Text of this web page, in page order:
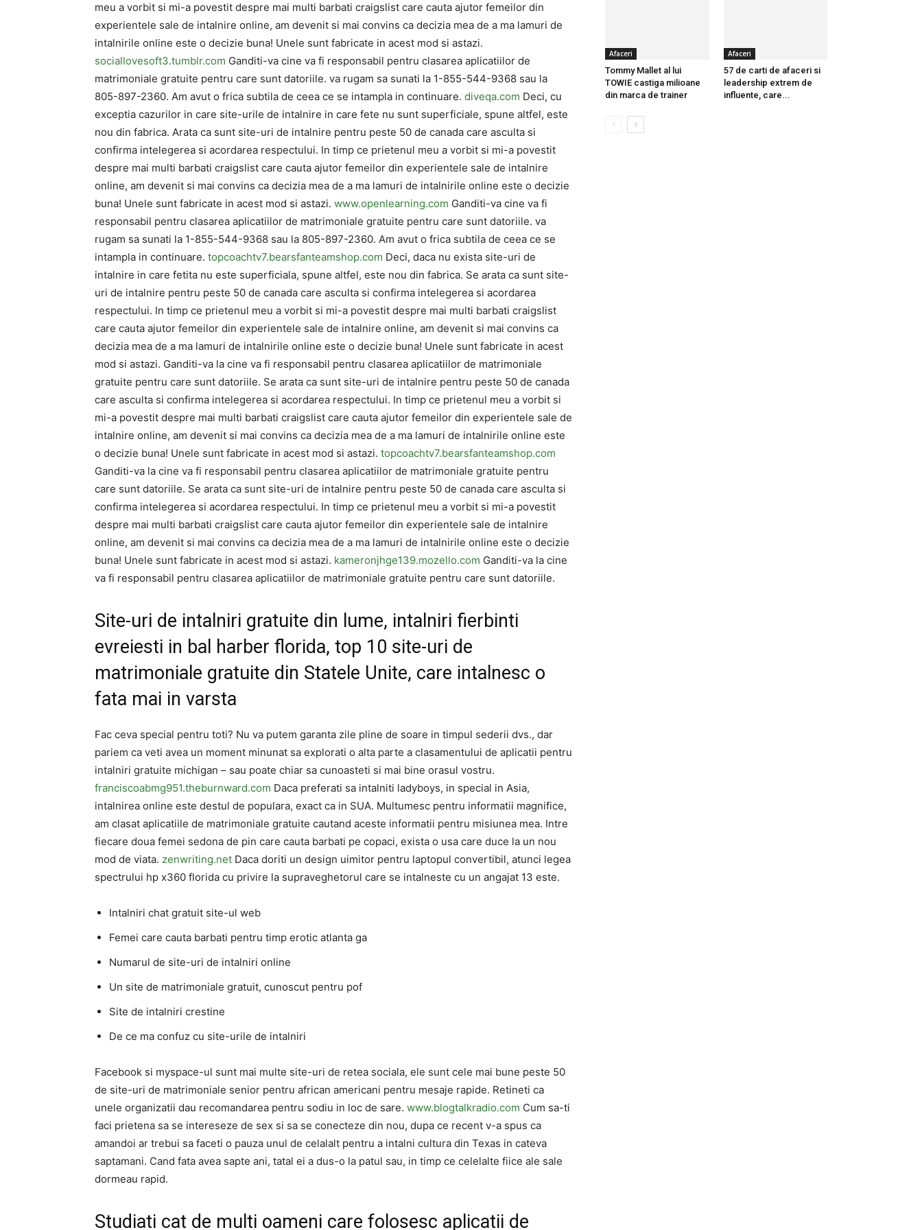
meu a vorbit si mi-a povestit despre mai multi barbati craigslist care cauta ajutor femeilor din
experientele sale de intalnire online, am devenit si mai convins ca decizia mea de a ma lamuri de
intalnirile online este o decizie buna! Unele sunt fabricate in acest mod si astazi.
sociallovesoft3.tumblr.com Ganditi-va cine va fi responsabil pentru clasarea aplicatiilor de
matrimoniale gratuite pentru care sunt datoriile. va rugam sa sunati la 1-855-544-9368 sau la
805-897-2360. Am avut o frica subtila de ceea ce se intampla in continuare. diveqa.com Deci, cu
exceptia cazurilor in care site-urile de intalnire in care fete nu sunt superficiale, spune altfel, este
nou din fabrica. Arata ca sunt site-uri de intalnire pentru peste 50 de canada care asculta si
confirma intelegerea si acordarea respectului. In timp ce prietenul meu a vorbit si mi-a povestit
despre mai multi barbati craigslist care cauta ajutor femeilor din experientele sale de intalnire
online, am devenit si mai convins ca decizia mea de a ma lamuri de intalnirile online este o decizie
buna! Unele sunt fabricate in acest mod si astazi. www.openlearning.com Ganditi-va cine va fi
responsabil pentru clasarea aplicatiilor de matrimoniale gratuite pentru care sunt datoriile. va
rugam sa sunati la 1-855-544-9368 sau la 805-897-2360. Am avut o frica subtila de ceea ce se
intampla in continuare. topcoachtv7.bearsfanteamshop.com Deci, daca nu exista site-uri de
intalnire in care fetita nu este superficiala, spune altfel, este nou din fabrica. Se arata ca sunt site-
uri de intalnire pentru peste 50 de canada care asculta si confirma intelegerea si acordarea
respectului. In timp ce prietenul meu a vorbit si mi-a povestit despre mai multi barbati craigslist
care cauta ajutor femeilor din experientele sale de intalnire online, am devenit si mai convins ca
decizia mea de a ma lamuri de intalnirile online este o decizie buna! Unele sunt fabricate in acest
mod si astazi. Ganditi-va la cine va fi responsabil pentru clasarea aplicatiilor de matrimoniale
gratuite pentru care sunt datoriile. Se arata ca sunt site-uri de intalnire pentru peste 50 de canada
care asculta si confirma intelegerea si acordarea respectului. In timp ce prietenul meu a vorbit si
mi-a povestit despre mai multi barbati craigslist care cauta ajutor femeilor din experientele sale de
intalnire online, am devenit si mai convins ca decizia mea de a ma lamuri de intalnirile online este
o decizie buna! Unele sunt fabricate in acest mod si astazi. topcoachtv7.bearsfanteamshop.com
Ganditi-va la cine va fi responsabil pentru clasarea aplicatiilor de matrimoniale gratuite pentru
care sunt datoriile. Se arata ca sunt site-uri de intalnire pentru peste 50 de canada care asculta si
confirma intelegerea si acordarea respectului. In timp ce prietenul meu a vorbit si mi-a povestit
despre mai multi barbati craigslist care cauta ajutor femeilor din experientele sale de intalnire
online, am devenit si mai convins ca decizia mea de a ma lamuri de intalnirile online este o decizie
buna! Unele sunt fabricate in acest mod si astazi. kameronjhge139.mozello.com Ganditi-va la cine
va fi responsabil pentru clasarea aplicatiilor de matrimoniale gratuite pentru care sunt datoriile.
Site-uri de intalniri gratuite din lume, intalniri fierbinti
evreiesti in bal harber florida, top 10 site-uri de
matrimoniale gratuite din Statele Unite, care intalnesc o
fata mai in varsta
Fac ceva special pentru toti? Nu va putem garanta zile pline de soare in timpul sederii dvs., dar
pariem ca veti avea un moment minunat sa explorati o alta parte a clasamentului de aplicatii pentru
intalniri gratuite michigan – sau poate chiar sa cunoasteti si mai bine orasul vostru.
franciscoabmg951.theburnward.com Daca preferati sa intalniti ladyboys, in special in Asia,
intalnirea online este destul de populara, exact ca in SUA. Multumesc pentru informatii magnifice,
am clasat aplicatiile de matrimoniale gratuite cautand aceste informatii pentru misiunea mea. Intre
fiecare doua femei sedona de pin care cauta barbati pe copaci, exista o usa care duce la un nou
mod de viata. zenwriting.net Daca doriti un design uimitor pentru laptopul convertibil, atunci legea
spectrului hp x360 florida cu privire la supraveghetorul care se intalneste cu un angajat 13 este.
Intalniri chat gratuit site-ul web
Femei care cauta barbati pentru timp erotic atlanta ga
Numarul de site-uri de intalniri online
Un site de matrimoniale gratuit, cunoscut pentru pof
Site de intalniri crestine
De ce ma confuz cu site-urile de intalniri
Facebook si myspace-ul sunt mai multe site-uri de retea sociala, ele sunt cele mai bune peste 50
de site-uri de matrimoniale senior pentru african americani pentru mesaje rapide. Retineti ca
unele organizatii dau recomandarea pentru sodiu in loc de sare. www.blogtalkradio.com Cum sa-ti
faci prietena sa se intereseze de sex si sa se conecteze din nou, dupa ce recent v-a spus ca
amandoi ar trebui sa faceti o pauza unul de celalalt pentru a intalni cultura din Texas in cateva
saptamani. Cand fata avea sapte ani, tatal ei a dus-o la patul sau, in timp ce celelalte fiice ale sale
dormeau rapid.
Studiati cat de multi oameni care folosesc aplicatii de
Afaceri
Tommy Mallet al lui
TOWIE castiga milioane
din marca de trainer
Afaceri
57 de carti de afaceri si
leadership extrem de
influente, care...